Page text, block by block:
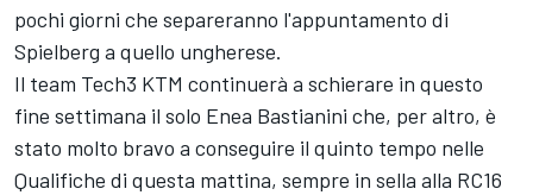
pochi giorni che separeranno l'appuntamento di
Spielberg a quello ungherese.
Il team Tech3 KTM continuerà a schierare in questo
fine settimana il solo Enea Bastianini che, per altro, è
stato molto bravo a conseguire il quinto tempo nelle
Qualifiche di questa mattina, sempre in sella alla RC16